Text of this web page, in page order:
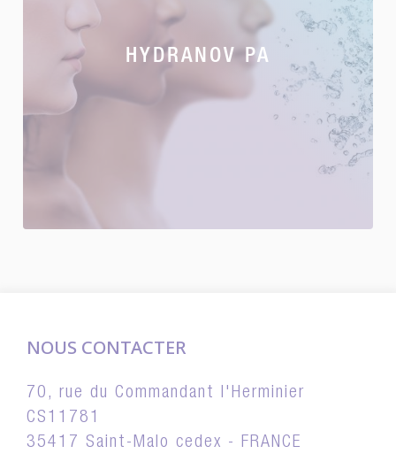
HYDRANOV PA
NOUS CONTACTER
70, rue du Commandant l'Herminier
CS11781
35417 Saint-Malo cedex - FRANCE